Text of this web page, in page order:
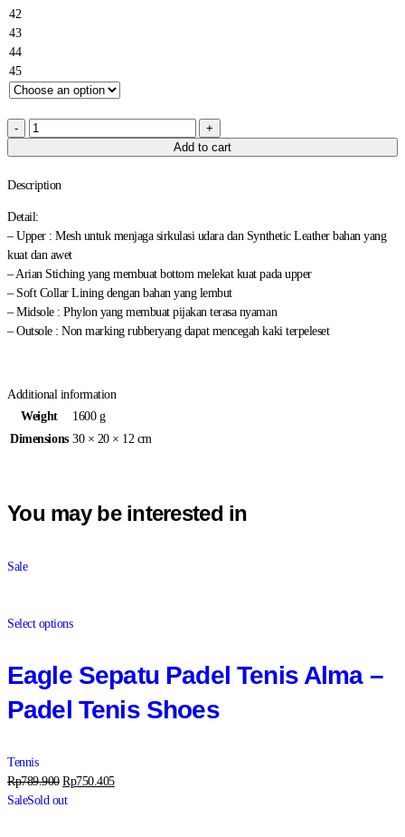
42
43
44
45
Add to cart
Description
Detail:
– Upper : Mesh untuk menjaga sirkulasi udara dan Synthetic Leather bahan yang
kuat dan awet
– Arian Stiching yang membuat bottom melekat kuat pada upper
– Soft Collar Lining dengan bahan yang lembut
– Midsole : Phylon yang membuat pijakan terasa nyaman
– Outsole : Non marking rubberyang dapat mencegah kaki terpeleset
Additional information
Weight
1600 g
Dimensions 30 × 20 × 12 cm
You may be interested in
Sale
Select options
Eagle Sepatu Padel Tenis Alma –
Padel Tenis Shoes
Tennis
Rp789.900 Rp750.405
SaleSold out